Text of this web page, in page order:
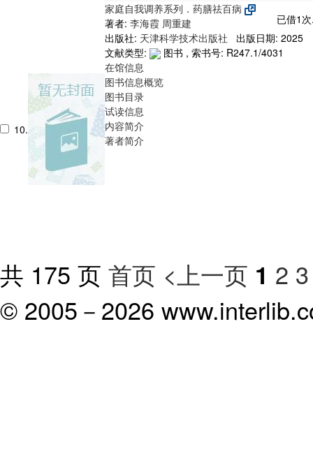
10.
家庭自我调养系列．药膳祛百病
已借1
著者: 李海霞 周重建
出版社: 天津科学技术出版社
出版日期: 2025
文献类型:
图书 , 索书号: R247.1/4031
在馆信息
图书信息概览
图书目录
试读信息
内容简介
著者简介
共 175 页 首页 <上一页 1 2 3
© 2005－ 2026